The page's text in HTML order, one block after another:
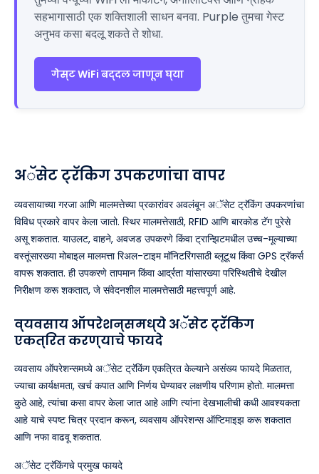
सहभागासाठी एक शक्तिशाली साधन बनवा. Purple तुमचा गेस्ट
अनुभव कसा बदलू शकते ते शोधा.
गेस्ट WiFi बद्दल जाणून घ्या
अॅसेट ट्रॅकिंग उपकरणांचा वापर
व्यवसायाच्या गरजा आणि मालमत्तेच्या प्रकारांवर अवलंबून अॅसेट ट्रॅकिंग उपकरणांचा
विविध प्रकारे वापर केला जातो. स्थिर मालमत्तेसाठी, RFID आणि बारकोड टॅग पुरेसे
असू शकतात. याउलट, वाहने, अवजड उपकरणे किंवा ट्रान्झिटमधील उच्च-मूल्याच्या
वस्तूंसारख्या मोबाइल मालमत्ता रिअल-टाइम मॉनिटरिंगसाठी ब्लूटूथ किंवा GPS ट्रॅकर्स
वापरू शकतात. ही उपकरणे तापमान किंवा आर्द्रता यांसारख्या परिस्थितीचे देखील
निरीक्षण करू शकतात, जे संवेदनशील मालमत्तेसाठी महत्त्वपूर्ण आहे.
व्यवसाय ऑपरेशन्समध्ये अॅसेट ट्रॅकिंग
एकत्रित करण्याचे फायदे
व्यवसाय ऑपरेशन्समध्ये अॅसेट ट्रॅकिंग एकत्रित केल्याने असंख्य फायदे मिळतात,
ज्याचा कार्यक्षमता, खर्च कपात आणि निर्णय घेण्यावर लक्षणीय परिणाम होतो. मालमत्ता
कुठे आहे, त्यांचा कसा वापर केला जात आहे आणि त्यांना देखभालीची कधी आवश्यकता
आहे याचे स्पष्ट चित्र प्रदान करून, व्यवसाय ऑपरेशन्स ऑप्टिमाइझ करू शकतात
आणि नफा वाढवू शकतात.
अॅसेट ट्रॅकिंगचे प्रमुख फायदे